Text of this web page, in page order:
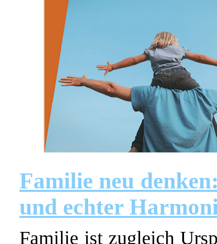
Familie neu
und echter
Familie ist zugleich